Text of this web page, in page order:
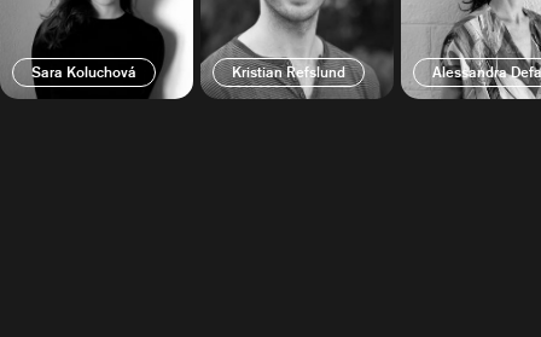
Sara Koluchová Kristian Refslund Alessandra